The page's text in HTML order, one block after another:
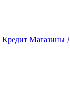
Кредит Магазины